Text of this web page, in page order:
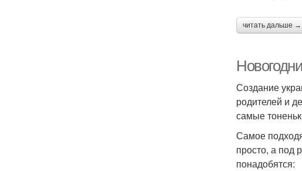
читать дальше →
Создание
родителей и
самые
Самое
просто, а под
понадобятся: